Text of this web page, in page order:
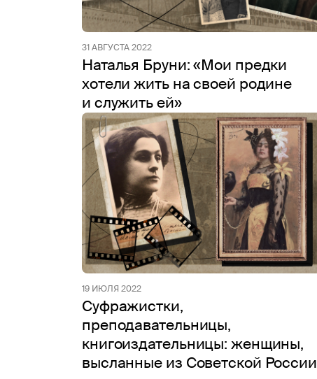
31 АВГУСТА 2022
Наталья Бруни: «Мои предки
хотели жить на своей родине
и служить ей»
19 ИЮЛЯ 2022
Суфражистки,
преподавательницы,
книгоиздательницы: женщины,
высланные из Советской России